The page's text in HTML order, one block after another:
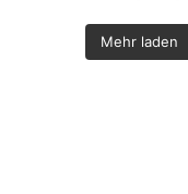
Mehr laden